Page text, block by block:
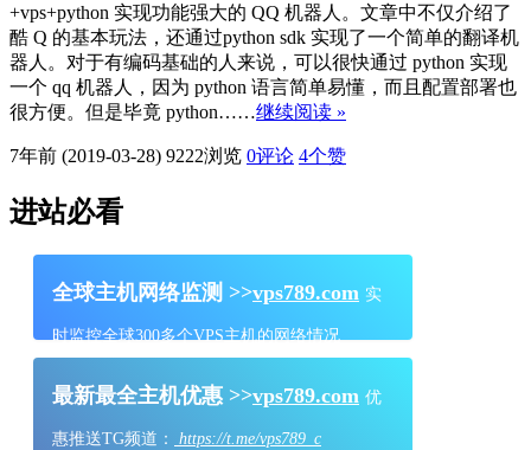
+vps+python 实现功能强大的 QQ 机器人。文章中不仅介绍了
酷 Q 的基本玩法，还通过python sdk 实现了一个简单的翻译机
器人。对于有编码基础的人来说，可以很快通过 python 实现
一个 qq 机器人，因为 python 语言简单易懂，而且配置部署也
很方便。但是毕竟 python……继续阅读 »
7年前 (2019-03-28) 9222浏览 0评论 4个赞
进站必看
全球主机网络监测 >>vps789.com 实
时监控全球300多个VPS主机的网络情况
最新最全主机优惠 >>vps789.com 优
惠推送TG频道：
https://t.me/vps789_c